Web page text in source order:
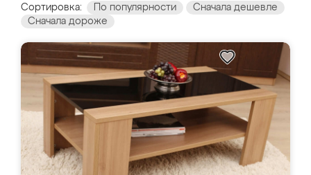
Сортировка: По популярности
Сначала дешевле
Сначала дороже